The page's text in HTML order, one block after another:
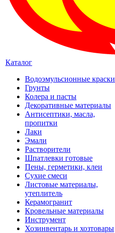
Каталог
Водоэмульсионные краски
Грунты
Колера и пасты
Декоративные материалы
Антисептики, масла,
пропитки
Лаки
Эмали
Растворители
Шпатлевки готовые
Пены, герметики, клеи
Сухие смеси
Листовые материалы,
утеплитель
Керамогранит
Кровельные материалы
Инструмент
Хозинвентарь и хозтовары